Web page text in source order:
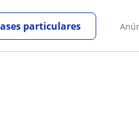
particulares